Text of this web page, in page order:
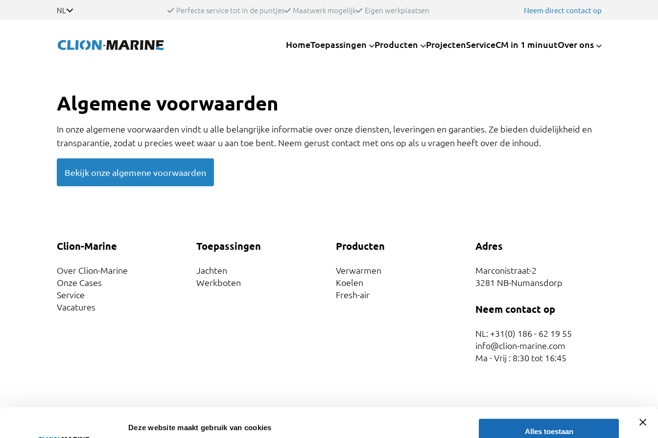
Deze website maakt gebruik van cookies Alles toestaan
NL Perfecte service tot in de puntjes Maatwerk mogelijk Eigen werkplaatsen Neem direct contact op
HomeToepassingen Producten ProjectenServiceCM in 1 minuutOver ons
Algemene voorwaarden
In onze algemene voorwaarden vindt u alle belangrijke informatie over onze diensten, leveringen en garanties. Ze bieden duidelijkheid en
transparantie, zodat u precies weet waar u aan toe bent. Neem gerust contact met ons op als u vragen heeft over de inhoud.
Bekijk onze algemene voorwaarden
Clion-Marine
Over Clion-Marine
Onze Cases
Service
Vacatures
Toepassingen
Jachten
Werkboten
Producten
Verwarmen
Koelen
Fresh-air
Adres
Marconistraat-2
3281 NB-Numansdorp
Neem contact op
NL: +31(0) 186 - 62 19 55
info@clion-marine.com
Ma - Vrij : 8:30 tot 16:45
Algemene voorwaarden